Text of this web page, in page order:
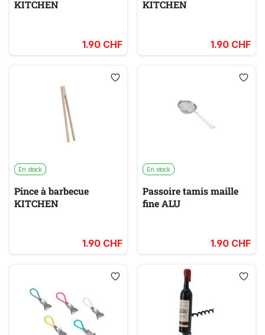
KITCHEN
1.90 CHF
KITCHEN
1.90 CHF
En stock
Pince à barbecue
KITCHEN
1.90 CHF
En stock
Passoire tamis maille
fine ALU
1.90 CHF